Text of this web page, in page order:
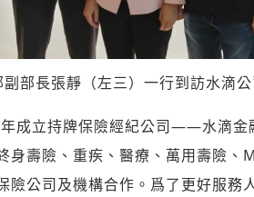
部長張靜（左三）一行到訪水滴
成立持牌保險經紀公司——水滴金
身壽險、重疾、醫療、萬用壽險、
險公司及機構合作。爲了更好服務